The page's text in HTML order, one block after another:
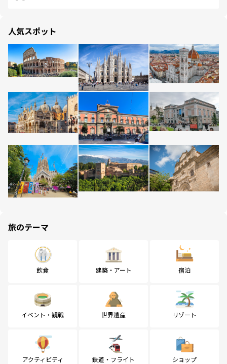
人気スポット
旅のテーマ
飲食 建築・アート 宿泊
イベント・観戦 世界遺産 リゾート
アクティビティ 鉄道・フライト ショップ